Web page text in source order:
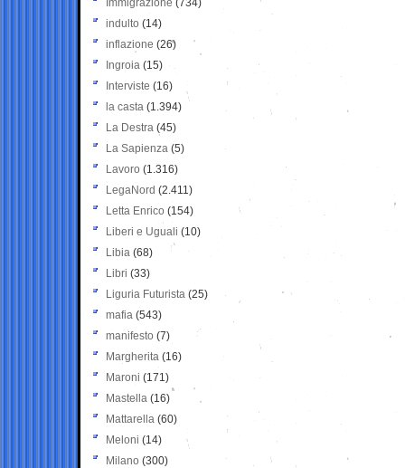
Immigrazione (734)
indulto (14)
inflazione (26)
Ingroia (15)
Interviste (16)
la casta (1.394)
La Destra (45)
La Sapienza (5)
Lavoro (1.316)
LegaNord (2.411)
Letta Enrico (154)
Liberi e Uguali (10)
Libia (68)
Libri (33)
Liguria Futurista (25)
mafia (543)
manifesto (7)
Margherita (16)
Maroni (171)
Mastella (16)
Mattarella (60)
Meloni (14)
Milano (300)